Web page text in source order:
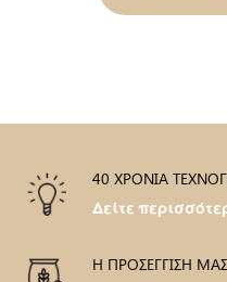
40 ΧΡΟΝΙΑ
Δείτε
Η ΠΡΟΣΕΓΓΙΣΗ